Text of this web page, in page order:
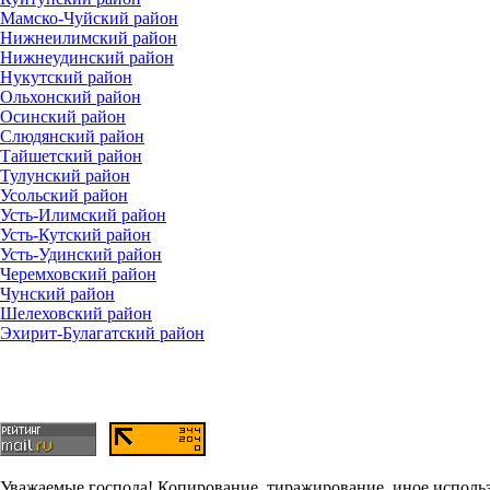
Мамско-Чуйский район
Нижнеилимский район
Нижнеудинский район
Нукутский район
Ольхонский район
Осинский район
Слюдянский район
Тайшетский район
Тулунский район
Усольский район
Усть-Илимский район
Усть-Кутский район
Усть-Удинский район
Черемховский район
Чунский район
Шелеховский район
Эхирит-Булагатский район